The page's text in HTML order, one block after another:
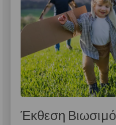
Έκθεση